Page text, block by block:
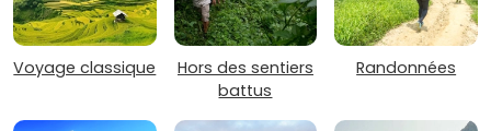
Voyage classique
Hors des sentiers
battus
Randonnées